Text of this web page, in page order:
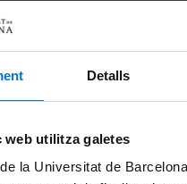
Detalls
web utilitza galetes
la Universitat de